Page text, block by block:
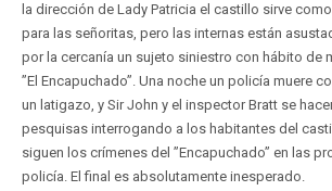
la dirección de Lady Patricia el castillo sirve
para las señoritas, pero las internas están
por la cercanía un sujeto siniestro con hábito de
”El Encapuchado”. Una noche un policía muere
un latigazo, y Sir John y el inspector Bratt se
pesquisas interrogando a los habitantes del
siguen los crímenes del ”Encapuchado” en las
policía. El final es absolutamente inesperado.